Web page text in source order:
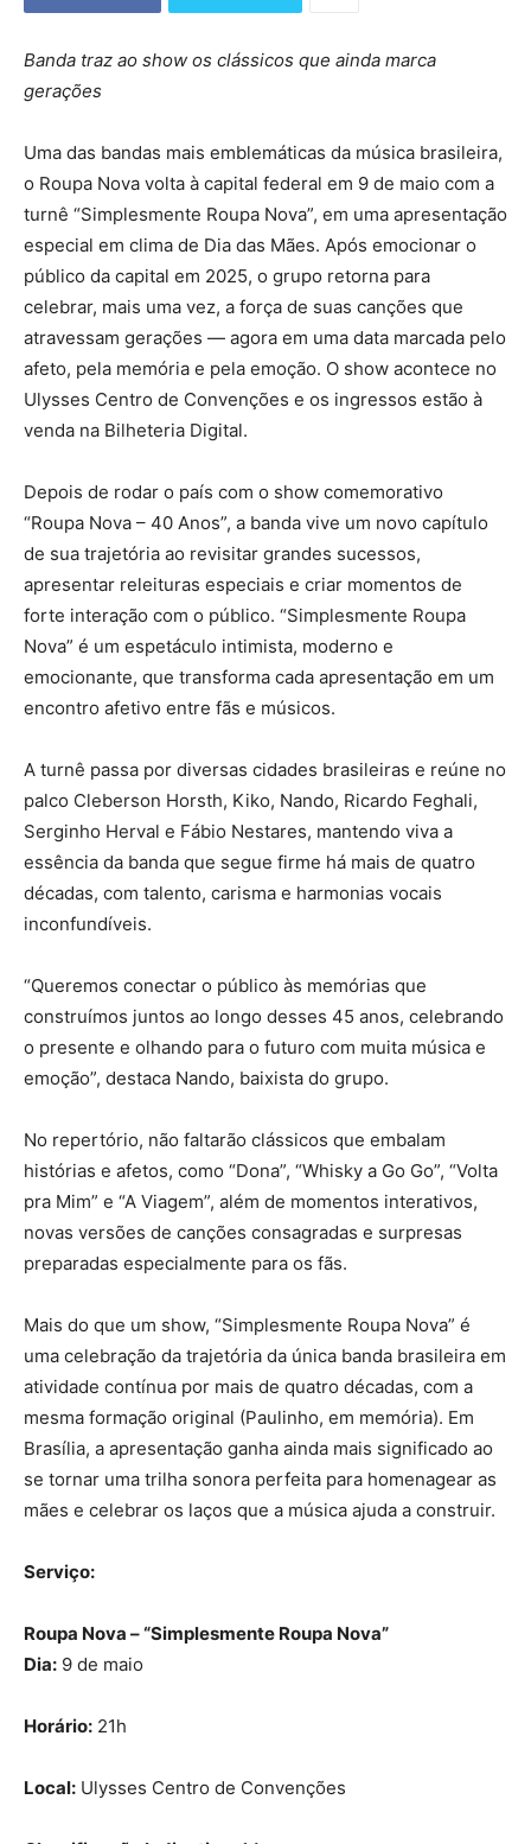
Banda traz ao show os clássicos que ainda marca
gerações
Uma das bandas mais emblemáticas da música brasileira,
o Roupa Nova volta à capital federal em 9 de maio com a
turnê “Simplesmente Roupa Nova”, em uma apresentação
especial em clima de Dia das Mães. Após emocionar o
público da capital em 2025, o grupo retorna para
celebrar, mais uma vez, a força de suas canções que
atravessam gerações — agora em uma data marcada pelo
afeto, pela memória e pela emoção. O show acontece no
Ulysses Centro de Convenções e os ingressos estão à
venda na Bilheteria Digital.
Depois de rodar o país com o show comemorativo
“Roupa Nova – 40 Anos”, a banda vive um novo capítulo
de sua trajetória ao revisitar grandes sucessos,
apresentar releituras especiais e criar momentos de
forte interação com o público. “Simplesmente Roupa
Nova” é um espetáculo intimista, moderno e
emocionante, que transforma cada apresentação em um
encontro afetivo entre fãs e músicos.
A turnê passa por diversas cidades brasileiras e reúne no
palco Cleberson Horsth, Kiko, Nando, Ricardo Feghali,
Serginho Herval e Fábio Nestares, mantendo viva a
essência da banda que segue firme há mais de quatro
décadas, com talento, carisma e harmonias vocais
inconfundíveis.
“Queremos conectar o público às memórias que
construímos juntos ao longo desses 45 anos, celebrando
o presente e olhando para o futuro com muita música e
emoção”, destaca Nando, baixista do grupo.
No repertório, não faltarão clássicos que embalam
histórias e afetos, como “Dona”, “Whisky a Go Go”, “Volta
pra Mim” e “A Viagem”, além de momentos interativos,
novas versões de canções consagradas e surpresas
preparadas especialmente para os fãs.
Mais do que um show, “Simplesmente Roupa Nova” é
uma celebração da trajetória da única banda brasileira em
atividade contínua por mais de quatro décadas, com a
mesma formação original (Paulinho, em memória). Em
Brasília, a apresentação ganha ainda mais significado ao
se tornar uma trilha sonora perfeita para homenagear as
mães e celebrar os laços que a música ajuda a construir.
Serviço:
Roupa Nova – “Simplesmente Roupa Nova”
Dia: 9 de maio
Horário: 21h
Local: Ulysses Centro de Convenções